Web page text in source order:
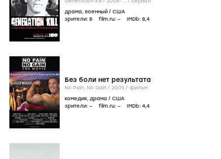
драма, военный / США
зрители: 8 film.ru: – IMDb: 8,4
Без боли нет результата
No Pain, No Gain / 2005 / фильм
комедия, драма / США
зрители: – film.ru: – IMDb: 4,4